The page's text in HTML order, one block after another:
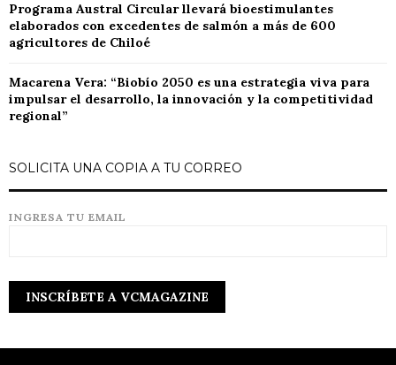
Programa Austral Circular llevará bioestimulantes
elaborados con excedentes de salmón a más de 600
agricultores de Chiloé
Macarena Vera: “Biobío 2050 es una estrategia viva para
impulsar el desarrollo, la innovación y la competitividad
regional”
SOLICITA UNA COPIA A TU CORREO
INGRESA TU EMAIL